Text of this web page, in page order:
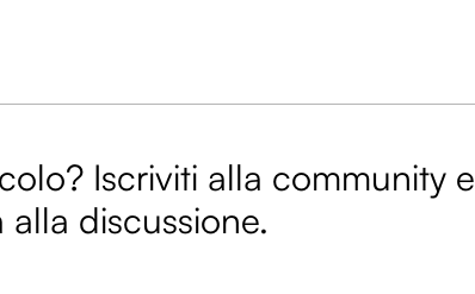
Iscriviti alla community e
discussione.